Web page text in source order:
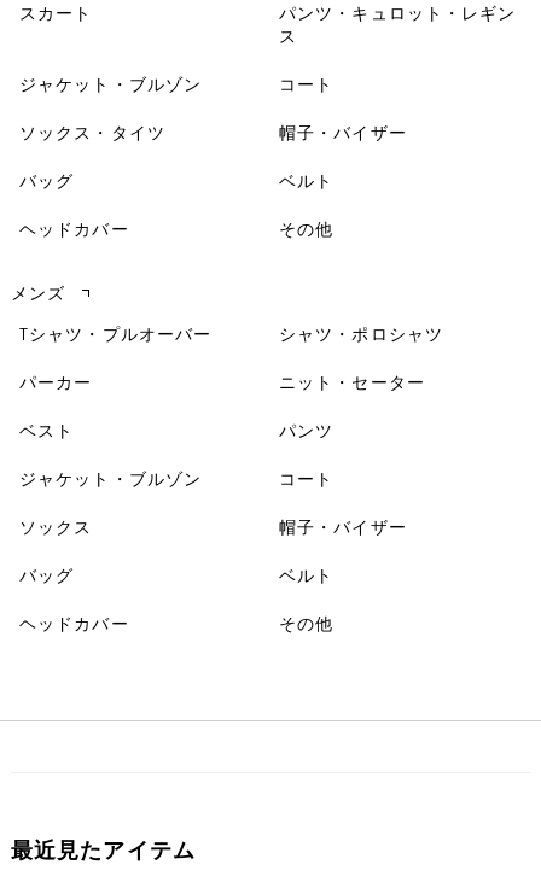
スカート
パンツ・キュロット・レギン
ス
ジャケット・ブルゾン
コート
ソックス・タイツ
帽子・バイザー
バッグ
ベルト
ヘッドカバー
その他
メンズ
Tシャツ・プルオーバー
シャツ・ポロシャツ
パーカー
ニット・セーター
ベスト
パンツ
ジャケット・ブルゾン
コート
ソックス
帽子・バイザー
バッグ
ベルト
ヘッドカバー
その他
最近見たアイテム